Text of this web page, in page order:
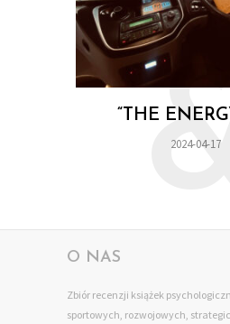
“THE
2024-04-17
O NAS
Zbiór recenzji książek
sportowych, rozwojowych,